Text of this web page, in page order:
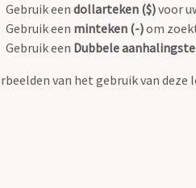
Gebruik een dollarteken ($)voor
Gebruik een minteken (-)om
Gebruik een Dubbele
van het gebruik van